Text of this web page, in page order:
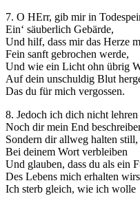
7. O HErr, gib mir in
Ein‘ säuberlich Gebärde,
Und hilf, dass mir das Herze
Fein sanft gebrochen werde,
Und wie ein Licht ohn übrig
Auf dein unschuldig Blut
Das du für mich vergossen.
8. Jedoch ich dich nicht
Noch dir mein End
Sondern dir allweg halten still,
Bei deinem Wort verbleiben
Und glauben, dass du als ein
Des Lebens mich erhalten
Ich sterb gleich, wie ich wolle